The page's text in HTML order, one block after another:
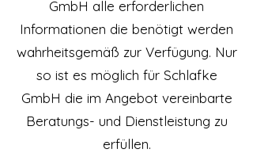
GmbH alle erforderlichen
Informationen die benötigt werden
wahrheitsgemäß zur Verfügung. Nur
so ist es möglich für Schlafke
GmbH die im Angebot vereinbarte
Beratungs- und Dienstleistung zu
erfüllen.